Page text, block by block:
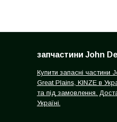
запчастини John
Купити запасні частини
Great Plains, KINZE в
та під замовлення.
Україні.